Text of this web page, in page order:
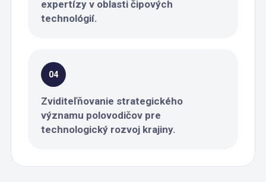
expertízy v oblasti čipových
technológií.
04
Zviditeľňovanie strategického
významu polovodičov pre
technologický rozvoj krajiny.